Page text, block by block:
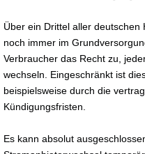
Über ein Drittel aller
noch immer im
Verbraucher das Recht zu,
wechseln. Eingeschränkt ist
beispielsweise durch die
Kündigungsfristen.
Es kann absolut